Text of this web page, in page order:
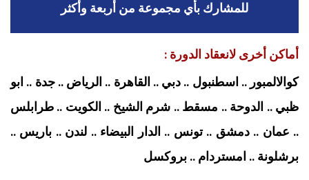
للمشارك بأي مجموعة من أربعة وأكثر
أماكن أخرى لانعقاد الدورة :
كوالالمبور .. اسطنبول .. دبي .. القاهرة .. الرياض .. جدة .. ابو
ظبي .. الدوحة .. مسقط .. شرم الشيخ .. الكويت .. طرابلس
.. عمان .. دمشق .. تونس .. الدار البيضاء .. لندن .. باريس ..
برشلونة .. امستردام .. بروكسل